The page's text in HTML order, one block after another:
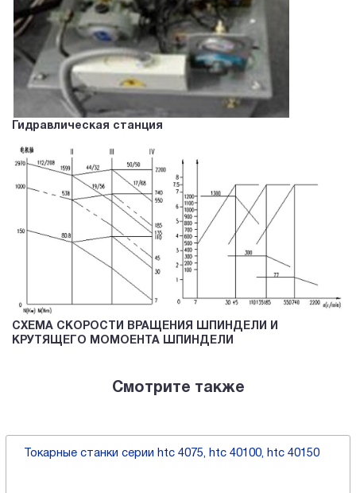
Гидравлическая станция
СХЕМА СКОРОСТИ ВРАЩЕНИЯ ШПИНДЕЛИ И
КРУТЯЩЕГО МОМОЕНТА ШПИНДЕЛИ
Смотрите также
Токарные станки серии htc 4075, htc 40100, htc 40150